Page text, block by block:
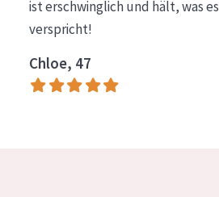
PRODUKTLINIE
Essentials
Lift+
Expert
ist erschwinglich und hält, was es
verspricht!
Chloe, 47